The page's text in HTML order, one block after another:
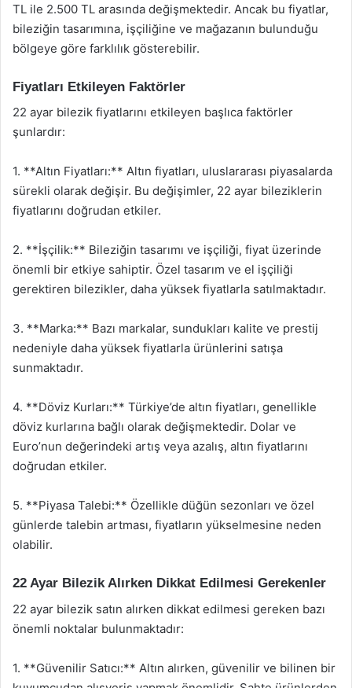
TL ile 2.500 TL arasında değişmektedir. Ancak bu fiyatlar,
bileziğin tasarımına, işçiliğine ve mağazanın bulunduğu
bölgeye göre farklılık gösterebilir.
Fiyatları Etkileyen Faktörler
22 ayar bilezik fiyatlarını etkileyen başlıca faktörler
şunlardır:
1. **Altın Fiyatları:** Altın fiyatları, uluslararası piyasalarda
sürekli olarak değişir. Bu değişimler, 22 ayar bileziklerin
fiyatlarını doğrudan etkiler.
2. **İşçilik:** Bileziğin tasarımı ve işçiliği, fiyat üzerinde
önemli bir etkiye sahiptir. Özel tasarım ve el işçiliği
gerektiren bilezikler, daha yüksek fiyatlarla satılmaktadır.
3. **Marka:** Bazı markalar, sundukları kalite ve prestij
nedeniyle daha yüksek fiyatlarla ürünlerini satışa
sunmaktadır.
4. **Döviz Kurları:** Türkiye’de altın fiyatları, genellikle
döviz kurlarına bağlı olarak değişmektedir. Dolar ve
Euro’nun değerindeki artış veya azalış, altın fiyatlarını
doğrudan etkiler.
5. **Piyasa Talebi:** Özellikle düğün sezonları ve özel
günlerde talebin artması, fiyatların yükselmesine neden
olabilir.
22 Ayar Bilezik Alırken Dikkat Edilmesi Gerekenler
22 ayar bilezik satın alırken dikkat edilmesi gereken bazı
önemli noktalar bulunmaktadır:
1. **Güvenilir Satıcı:** Altın alırken, güvenilir ve bilinen bir